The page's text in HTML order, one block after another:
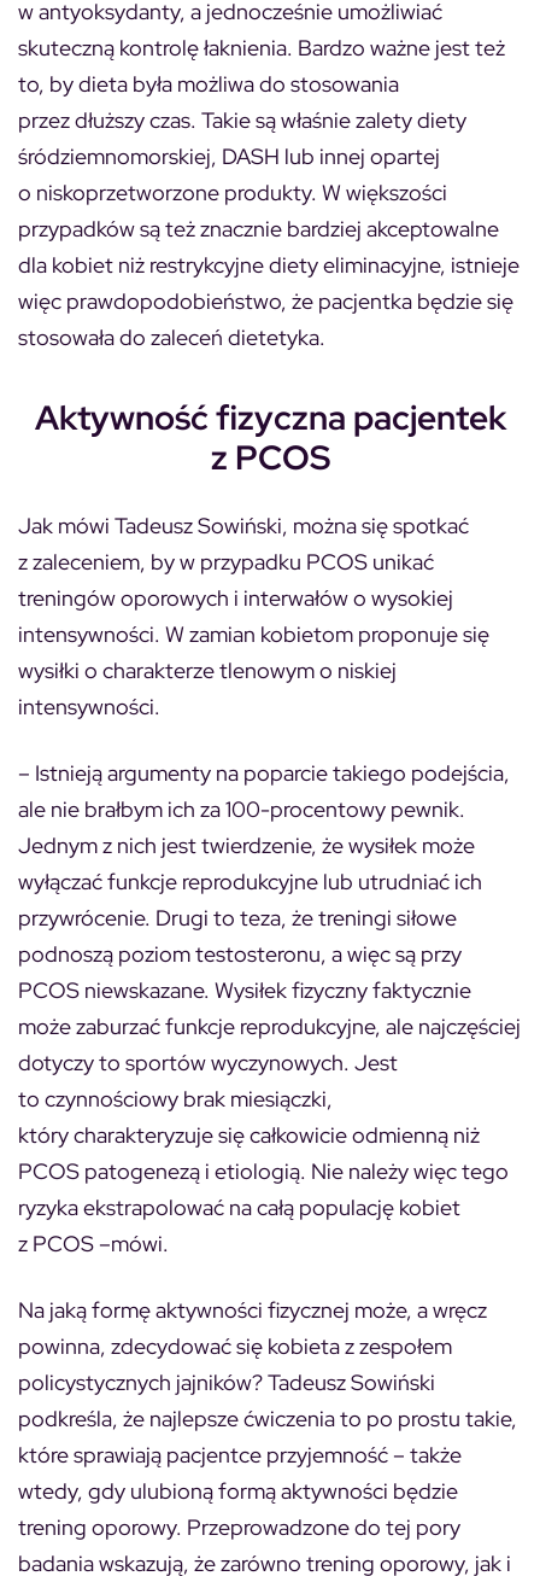
w antyoksydanty, a jednocześnie umożliwiać
skuteczną kontrolę łaknienia. Bardzo ważne jest też
to, by dieta była możliwa do stosowania
przez dłuższy czas. Takie są właśnie zalety diety
śródziemnomorskiej, DASH lub innej opartej
o niskoprzetworzone produkty. W większości
przypadków są też znacznie bardziej akceptowalne
dla kobiet niż restrykcyjne diety eliminacyjne, istnieje
więc prawdopodobieństwo, że pacjentka będzie się
stosowała do zaleceń dietetyka.
Aktywność fizyczna pacjentek
z PCOS
Jak mówi Tadeusz Sowiński, można się spotkać
z zaleceniem, by w przypadku PCOS unikać
treningów oporowych i interwałów o wysokiej
intensywności. W zamian kobietom proponuje się
wysiłki o charakterze tlenowym o niskiej
intensywności.
– Istnieją argumenty na poparcie takiego podejścia,
ale nie brałbym ich za 100-procentowy pewnik.
Jednym z nich jest twierdzenie, że wysiłek może
wyłączać funkcje reprodukcyjne lub utrudniać ich
przywrócenie. Drugi to teza, że treningi siłowe
podnoszą poziom testosteronu, a więc są przy
PCOS niewskazane. Wysiłek fizyczny faktycznie
może zaburzać funkcje reprodukcyjne, ale najczęściej
dotyczy to sportów wyczynowych. Jest
to czynnościowy brak miesiączki,
który charakteryzuje się całkowicie odmienną niż
PCOS patogenezą i etiologią. Nie należy więc tego
ryzyka ekstrapolować na całą populację kobiet
z PCOS –mówi.
Na jaką formę aktywności fizycznej może, a wręcz
powinna, zdecydować się kobieta z zespołem
policystycznych jajników? Tadeusz Sowiński
podkreśla, że najlepsze ćwiczenia to po prostu takie,
które sprawiają pacjentce przyjemność – także
wtedy, gdy ulubioną formą aktywności będzie
trening oporowy. Przeprowadzone do tej pory
badania wskazują, że zarówno trening oporowy, jak i